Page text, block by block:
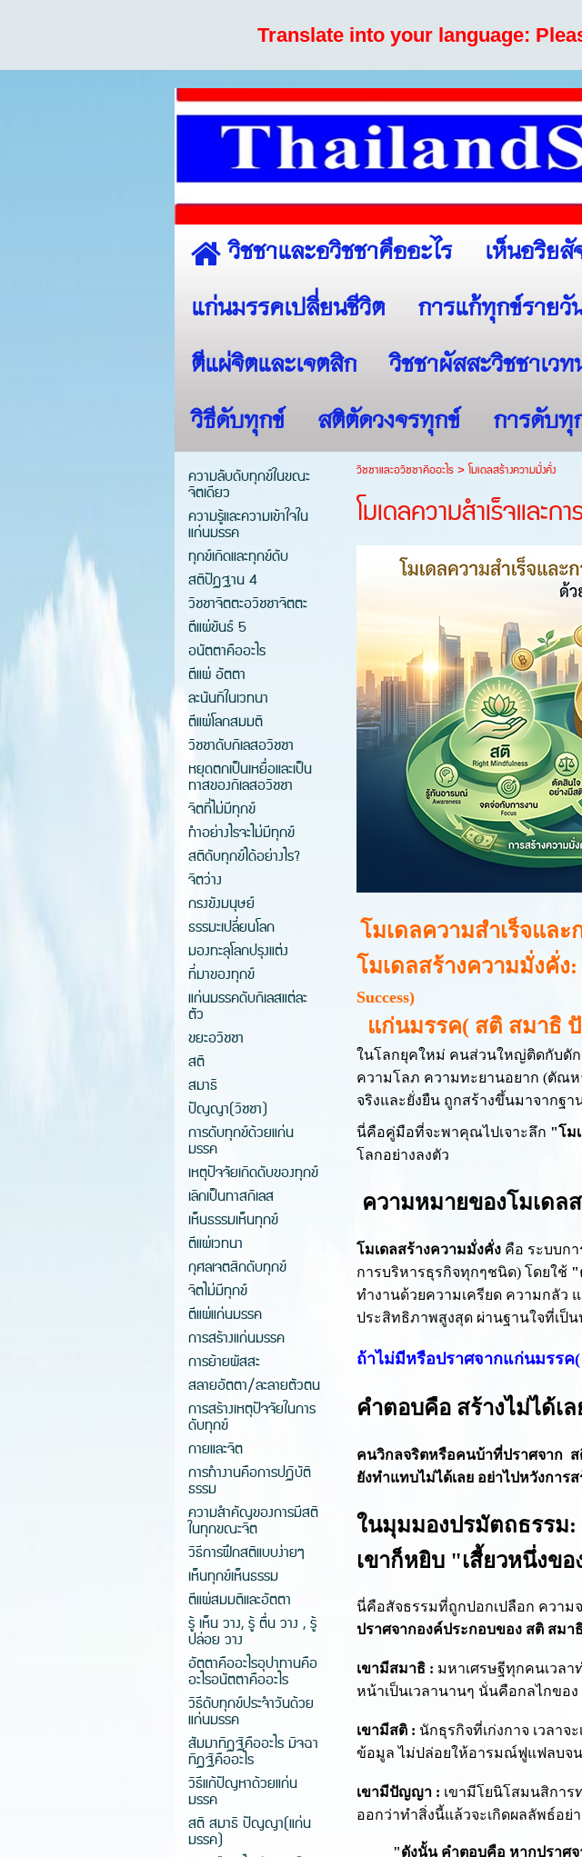
Translate into your language:
วิชชาและอวิชชาคืออะไร เห็นอริยสั
แก่นมรรคเปลี่ยนชีวิต
การแก้ทุกข์รายวั
ตีแผ่จิตและเจตสิก
วิชชาผัสสะวิชชาเว
วิธีดับทุกข์
สติตัดวงจรทุกข์ การดับทุ
ความลับดับทุกข์ในขณะ
จิตเดียว
ความรู้และความเข้าใจใน
แก่นมรรค
ทุกข์เกิดและทุกข์ดับ
สติปัฏฐาน 4
วิชชาจิตตะอวิชชาจิตตะ
ตีแผ่ขันธ์ 5
อนัตตาคืออะไร
ตีแผ่ อัตตา
ละนันทิในเวทนา
ตีแผ่โลกสมมติ
วิชชาดับกิเลสอวิชชา
หยุดตกเป็นเหยื่อและเป็น
ทาสของกิเลสอวิชชา
จิตที่ไม่มีทุกข์
ทำอย่างไรจะไม่มีทุกข์
สติดับทุกข์ได้อย่างไร?
จิตว่าง
กรงขังมนุษย์
ธรรมะเปลี่ยนโลก
มองทะลุโลกปรุงแต่ง
ที่มาของทุกข์
แก่นมรรคดับกิเลสแต่ละ
ตัว
ขยะอวิชชา
สติ
สมาธิ
ปัญญา(วิชชา)
การดับทุกข์ด้วยแก่น
มรรค
เหตุปัจจัยเกิดดับของทุกข์
เลิกเป็นทาสกิเลส
เห็นธรรมเห็นทุกข์
ตีแผ่เวทนา
กุศลเจตสิกดับทุกข์
จิตไม่มีทุกข์
ตีแผ่แก่นมรรค
การสร้างแก่นมรรค
การย้ายผัสสะ
สลายอัตตา/ละลายตัวตน
การสร้างเหตุปัจจัยในการ
ดับทุกข์
กายและจิต
การทำงานคือการปฏิบัติ
ธรรม
ความสำคัญของการมีสติ
ในทุกขณะจิต
วิธีการฝึกสติแบบง่ายๆ
เห็นทุกข์เห็นธรรม
ตีแผ่สมมติและอัตตา
รู้ เห็น วาง, รู้ ตื่น วาง , รู้
ปล่อย วาง
อัตตาคืออะไรอุปาทานคือ
อะไรอนัตตาคืออะไร
วิธีดับทุกข์ประจำวันด้วย
แก่นมรรค
สัมมาทิฏฐิคืออะไร มิจฉา
ทิฏฐิคืออะไร
วิธีแก้ปัญหาด้วยแก่น
มรรค
สติ สมาธิ ปัญญา(แก่น
มรรค)
วิชชาและอวิชชาคืออะไร>โมเดลสร้างความมั่งคั่ง
โมเดลความสำเร็จและ
โมเดลความสำเร็จและ
โมเดลสร้างความมั่งคั่ง:
Success)
แก่นมรรค( สติ สมาธิ
ในโลกยุคใหม่ คนส่วนใหญ่ติดกับดัก
ความโลภ ความทะยานอยาก (ตัณห
จริงและยั่งยืน ถูกสร้างขึ้นมาจากฐา
นี่คือคู่มือที่จะพาคุณไปเจาะลึก "โม
โลกอย่างลงตัว
ความหมายของโมเดล
โมเดลสร้างความมั่งคั่ง คือ ระบบกา
การบริหารธุรกิจทุกๆชนิด) โดยใช้ "
ทำงานด้วยความเครียด ความกลัว
ประสิทธิภาพสูงสุด ผ่านฐานใจที่เป็
ถ้าไม่มีหรือปราศจากแก่นมรรค
คำตอบคือ สร้างไม่ได้เล
คนวิกลจริตหรือคนบ้าที่ปราศจาก ส
ยังทำแทบไม่ได้เลย อย่าไปหวังการ
ในมุมมองปรมัตถธรรม
เขาก็หยิบ "เสี้ยวหนึ่งข
นี่คือสัจธรรมที่ถูกปอกเปลือก ความ
ปราศจากองค์ประกอบของ สติ สม
เขามีสมาธิ : มหาเศรษฐีทุกคนเวลา
หน้าเป็นเวลานานๆ นั่นคือกลไกขอ
เขามีสติ : นักธุรกิจที่เก่งกาจ เวลา
ข้อมูล ไม่ปล่อยให้อารมณ์ฟูแฟลบจน
เขามีปัญญา : เขามีโยนิโสมนสิการ
ออกว่าทำสิ่งนี้แล้วจะเกิดผลลัพธ์อย่า
"ดังนั้น คำตอบคือ หากปราศ